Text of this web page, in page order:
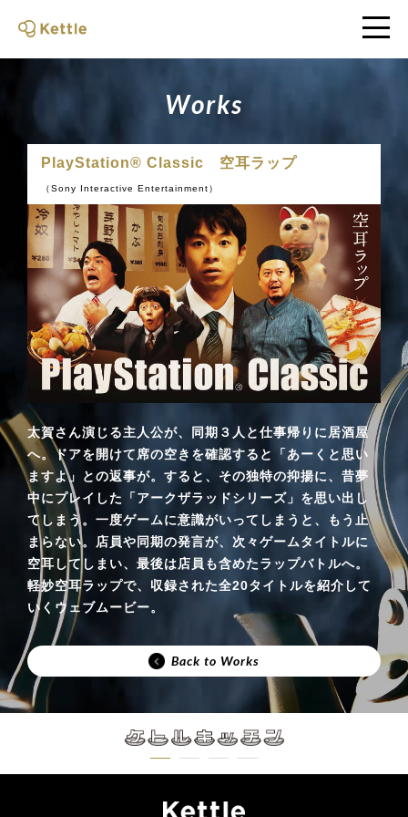
Works
PlayStation® Classic 空耳ラップ
（Sony Interactive Entertainment）
太賀さん演じる主人公が、同期３人と仕事帰りに居酒屋
へ。ドアを開けて席の空きを確認すると「あーくと思い
ますよ」との返事が。すると、その独特の抑揚に、昔夢
中にプレイした「アークザラッドシリーズ」を思い出し
てしまう。一度ゲームに意識がいってしまうと、もう止
まらない。店員や同期の発言が、次々ゲームタイトルに
空耳してしまい、最後は店員も含めたラップバトルへ。
軽妙空耳ラップで、収録された全20タイトルを紹介して
いくウェブムービー。
Back to Works